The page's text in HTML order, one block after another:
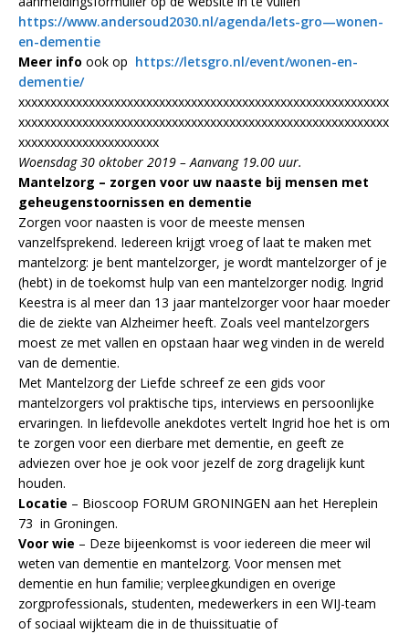
https://www.andersoud2030.nl/agenda/lets-gro—wonen-
en-dementie
Meer info ook op https://letsgro.nl/event/wonen-en-
dementie/
xxxxxxxxxxxxxxxxxxxxxxxxxxxxxxxxxxxxxxxxxxxxxxxxxxxxxxxxxx
xxxxxxxxxxxxxxxxxxxxxxxxxxxxxxxxxxxxxxxxxxxxxxxxxxxxxxxxxx
xxxxxxxxxxxxxxxxxxxxxx
Woensdag 30 oktober 2019 – Aanvang 19.00 uur.
Mantelzorg – zorgen voor uw naaste bij mensen met
geheugenstoornissen en dementie
Zorgen voor naasten is voor de meeste mensen
vanzelfsprekend. Iedereen krijgt vroeg of laat te maken met
mantelzorg: je bent mantelzorger, je wordt mantelzorger of je
(hebt) in de toekomst hulp van een mantelzorger nodig. Ingrid
Keestra is al meer dan 13 jaar mantelzorger voor haar moeder
die de ziekte van Alzheimer heeft. Zoals veel mantelzorgers
moest ze met vallen en opstaan haar weg vinden in de wereld
van de dementie.
Met Mantelzorg der Liefde schreef ze een gids voor
mantelzorgers vol praktische tips, interviews en persoonlijke
ervaringen. In liefdevolle anekdotes vertelt Ingrid hoe het is om
te zorgen voor een dierbare met dementie, en geeft ze
adviezen over hoe je ook voor jezelf de zorg dragelijk kunt
houden.
Locatie – Bioscoop FORUM GRONINGEN aan het Hereplein
73 in Groningen.
Voor wie – Deze bijeenkomst is voor iedereen die meer wil
weten van dementie en mantelzorg. Voor mensen met
dementie en hun familie; verpleegkundigen en overige
zorgprofessionals, studenten, medewerkers in een WIJ-team
of sociaal wijkteam die in de thuissituatie of